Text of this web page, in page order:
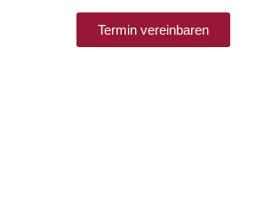
Termin vereinbaren